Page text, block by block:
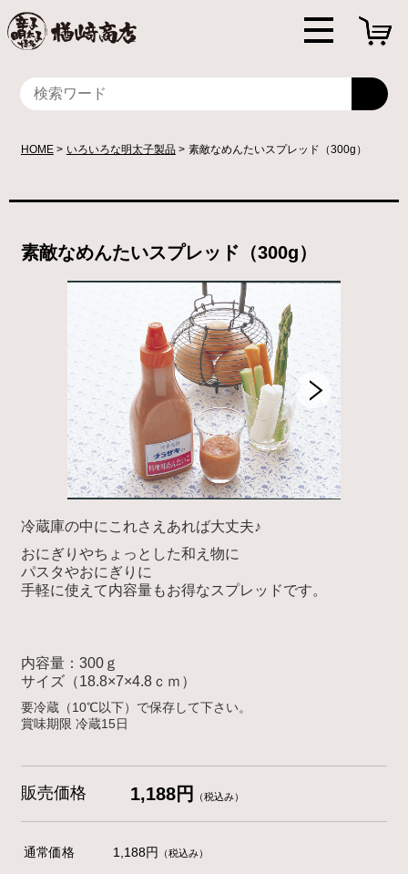
HOME いろいろな明太子製品 素敵なめんたいスプレッド（300g）
素敵なめんたいスプレッド（300g）
冷蔵庫の中にこれさえあれば大丈夫♪
おにぎりやちょっとした和え物に
パスタやおにぎりに
手軽に使えて内容量もお得なスプレッドです。
内容量：300ｇ
サイズ（18.8×7×4.8ｃｍ）
要冷蔵（10℃以下）で保存して下さい。
賞味期限 冷蔵15日
販売価格 1,188円 （税込み）
通常価格 1,188円 （税込み）